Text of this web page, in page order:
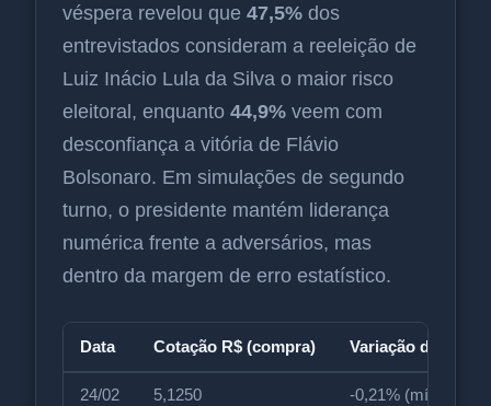
véspera revelou que 47,5% dos
entrevistados consideram a reeleição de
Luiz Inácio Lula da Silva o maior risco
eleitoral, enquanto 44,9% veem com
desconfiança a vitória de Flávio
Bolsonaro. Em simulações de segundo
turno, o presidente mantém liderança
numérica frente a adversários, mas
dentro da margem de erro estatístico.
Data Cotação R$ (compra) Variação diária
24/02 5,1250 -0,21% (mínima